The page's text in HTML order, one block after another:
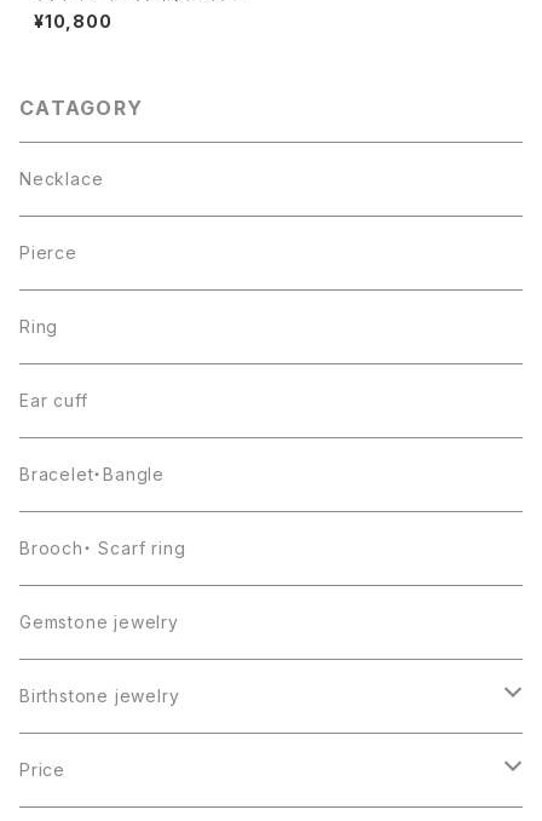
ルバー925
¥10,800
CATAGORY
Necklace
Pierce
Ring
Ear cuff
Bracelet・Bangle
Brooch・ Scarf ring
Gemstone jewelry
Birthstone jewelry
１月・ガーネット
Price